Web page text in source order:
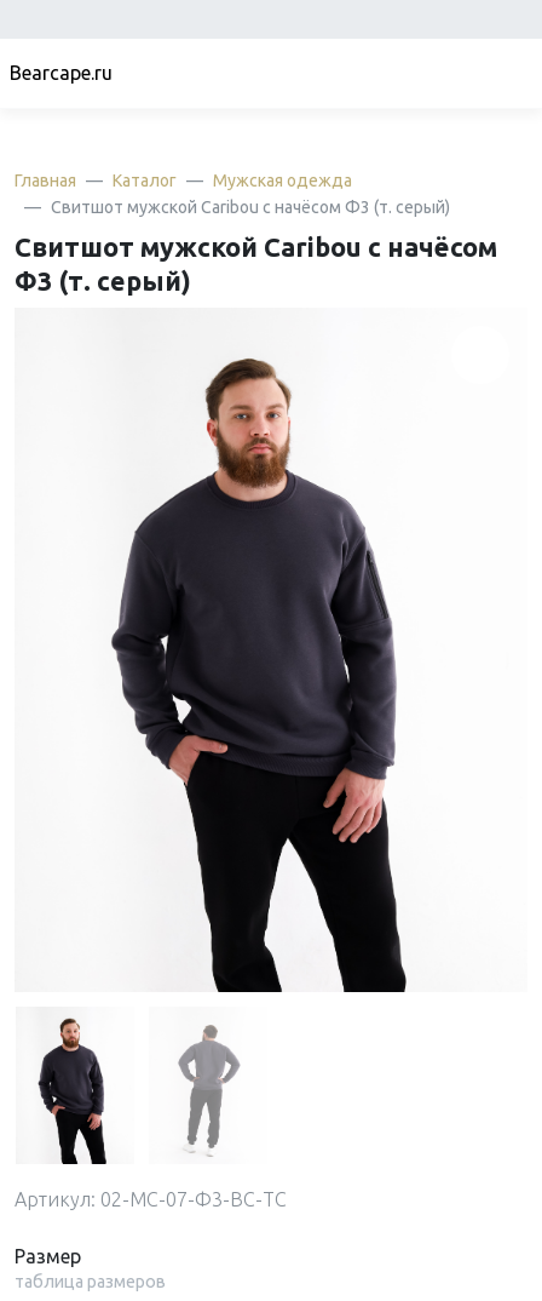
Bearcape.ru
Главная Каталог
Мужская одежда
Свитшот мужской Caribou с начёсом Ф3 (т. серый)
Свитшот мужской Caribou с начёсом
Ф3 (т. серый)
Артикул: 02-МС-07-Ф3-BC-ТС
Размер
таблица размеров